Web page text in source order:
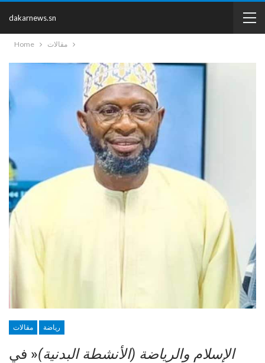
dakarnews.sn
Home مقالات
مقالات رياضة
الإسلام والرياضة (الأنشطة البدنية)« في